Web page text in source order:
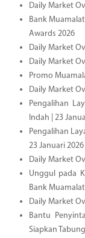
Daily Market
Bank
Awards 2026
Daily Market
Daily Market
Promo
Daily Market
Pengalihan
Indah | 23
Pengalihan
23 Januari 2026
Daily Market
Unggul pada
Bank
Daily Market
Bantu
Siapkan